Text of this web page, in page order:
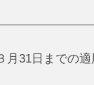
月31日までの適